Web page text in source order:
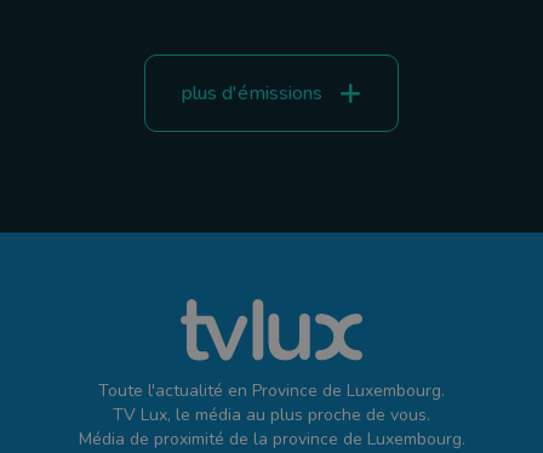
plus d'émissions
Toute l'actualité en Province de Luxembourg.
TV Lux, le média au plus proche de vous.
Média de proximité de la province de Luxembourg.